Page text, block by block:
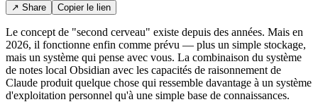
↗ Share Copier le lien
Le concept de "second cerveau" existe depuis des années. Mais en
2026, il fonctionne enfin comme prévu — plus un simple stockage,
mais un système qui pense avec vous. La combinaison du système
de notes local Obsidian avec les capacités de raisonnement de
Claude produit quelque chose qui ressemble davantage à un système
d'exploitation personnel qu'à une simple base de connaissances.